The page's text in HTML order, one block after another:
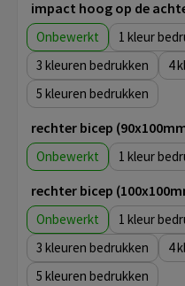
impact hoog op de
Onbewerkt 1
3
4
5
rechter bicep
Onbewerkt 1
rechter bicep
Onbewerkt 1
3
4
5